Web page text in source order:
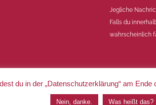
Jegliche
Falls du
wahrscheinlich
Datenschutz
du in der „Datenschutzerklärung“ am
Nein, danke. Was heißt das?